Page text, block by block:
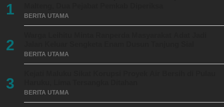
1 BERITA UTAMA
2
BERITA UTAMA
3
BERITA UTAMA